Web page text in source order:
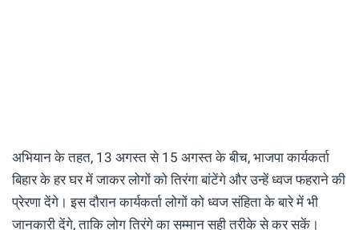
अभियान के तहत, 13 अगस्त से 15 अगस्त के बीच, भाजपा कार्यकर्ता
बिहार के हर घर में जाकर लोगों को तिरंगा बांटेंगे और उन्हें ध्वज फहराने की
प्रेरणा देंगे। इस दौरान कार्यकर्ता लोगों को ध्वज संहिता के बारे में भी
जानकारी देंगे, ताकि लोग तिरंगे का सम्मान सही तरीके से कर सकें।